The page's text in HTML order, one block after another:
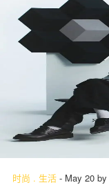
时尚 . 生活 - May 20 by